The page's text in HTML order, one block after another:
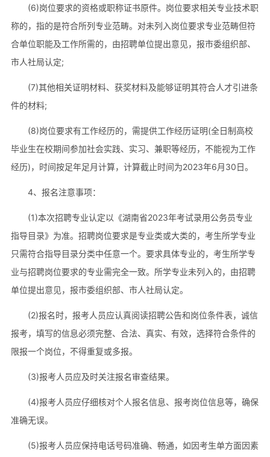
(6)岗位要求的资格或职称证书原件。岗位要求相关专业技术职
称的，指的是符合所列专业范畴。对未列入岗位要求专业范畴但符
合单位职能及工作所需的，由招聘单位提出意见，报市委组织部、
市人社局认定;
(7)其他相关证明材料、获奖材料及能够证明其符合人才引进条
件的材料;
(8)岗位要求有工作经历的，需提供工作经历证明(全日制高校
毕业生在校期间参加社会实践、实习、兼职等经历，不能视为工作
经历)，时间按足年足月计算，计算截止时间为2023年6月30日。
4、报名注意事项：
(1)本次招聘专业认定以《湖南省2023年考试录用公务员专业
指导目录》为准。招聘岗位要求是专业类或大类的，考生所学专业
只需符合指导目录分类中任意一个。要求具体专业的，考生所学专
业与招聘岗位要求的专业需完全一致。所学专业未列入的，由招聘
单位提出意见，报市委组织部、市人社局认定。
(2)报名时，报考人员应认真阅读招聘公告和岗位条件表，诚信
报考，填写的信息必须完整、合法、真实、有效，选择符合条件的
限报一个岗位，不得重复或多报。
(3)报考人员应及时关注报名审查结果。
(4)报考人员应仔细核对个人报名信息、报考岗位信息等，确保
准确无误。
(5)报考人员应保持电话号码准确、畅通，如因考生单方面因素